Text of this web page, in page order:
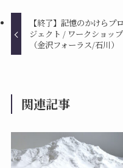
【終了】記憶のかけらプロ
ジェクト / ワークショップ
（金沢フォーラス/石川）
関連記事